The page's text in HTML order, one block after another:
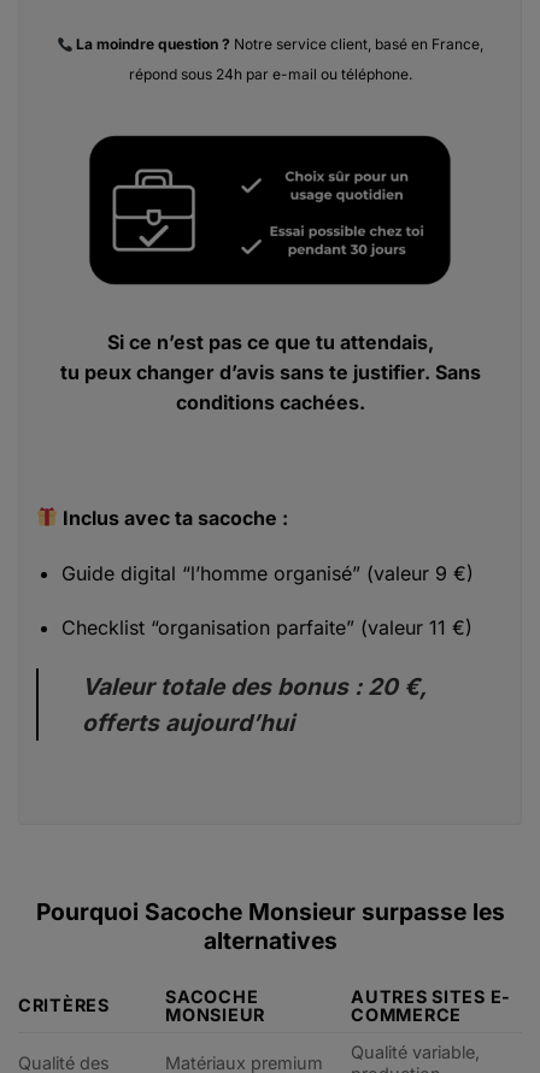
La moindre question ? Notre service client, basé en France,
répond sous 24h par e-mail ou téléphone.
Si ce n’est pas ce que tu attendais,
tu peux changer d’avis sans te justifier. Sans
conditions cachées.
Inclus avec ta sacoche :
Guide digital “l’homme organisé” (valeur 9 €)
Checklist “organisation parfaite” (valeur 11 €)
Valeur totale des bonus : 20 €,
offerts aujourd’hui
Pourquoi Sacoche Monsieur surpasse les
alternatives
CRITÈRES
SACOCHE
MONSIEUR
AUTRES SITES E-
COMMERCE
Qualité des Matériaux premium
Qualité variable,